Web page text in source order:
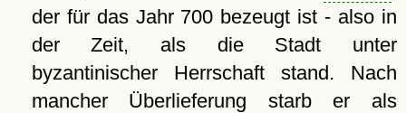
der für das Jahr 700 bezeugt ist - also in
der Zeit, als die Stadt unter
byzantinischer Herrschaft stand. Nach
mancher Überlieferung starb er als